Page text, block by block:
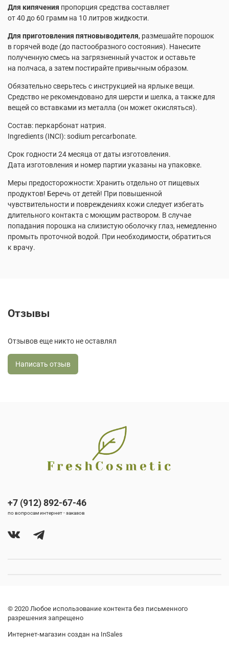
Для кипячения пропорция средства составляет
от 40 до 60 грамм на 10 литров жидкости.
Для приготовления пятновыводителя, размешайте порошок
в горячей воде (до пастообразного состояния). Нанесите
полученную смесь на загрязненный участок и оставьте
на полчаса, а затем постирайте привычным образом.
Обязательно сверьтесь с инструкцией на ярлыке вещи.
Средство не рекомендовано для шерсти и шелка, а также для
вещей со вставками из металла (он может окисляться).
Состав: перкарбонат натрия.
Ingredients (INCI): sodium percarbonate.
Срок годности 24 месяца от даты изготовления.
Дата изготовления и номер партии указаны на упаковке.
Меры предосторожности: Хранить отдельно от пищевых
продуктов! Беречь от детей! При повышенной
чувствительности и повреждениях кожи следует избегать
длительного контакта с моющим раствором. В случае
попадания порошка на слизистую оболочку глаз, немедленно
промыть проточной водой. При необходимости, обратиться
к врачу.
Отзывы
Отзывов еще никто не оставлял
Написать отзыв
+7 (912) 892-67-46
по вопросам интернет - заказов
© 2020 Любое использование контента без письменного
разрешения запрещено
Интернет-магазин создан на InSales